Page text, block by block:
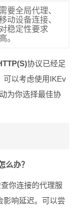
需要全局代理、
动设备连接、
对稳定性要求
高。
协议已经足
可以考虑使用IKEv
为你选择最佳协
么办？
你连接的代理服
影响延迟。可以尝